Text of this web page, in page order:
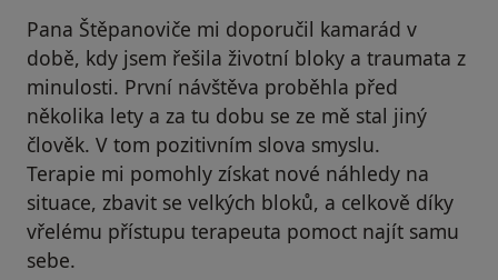
Pana Štěpanoviče mi doporučil kamarád v
době, kdy jsem řešila životní bloky a traumata z
minulosti. První návštěva proběhla před
několika lety a za tu dobu se ze mě stal jiný
člověk. V tom pozitivním slova smyslu.
Terapie mi pomohly získat nové náhledy na
situace, zbavit se velkých bloků, a celkově díky
vřelému přístupu terapeuta pomoct najít samu
sebe.